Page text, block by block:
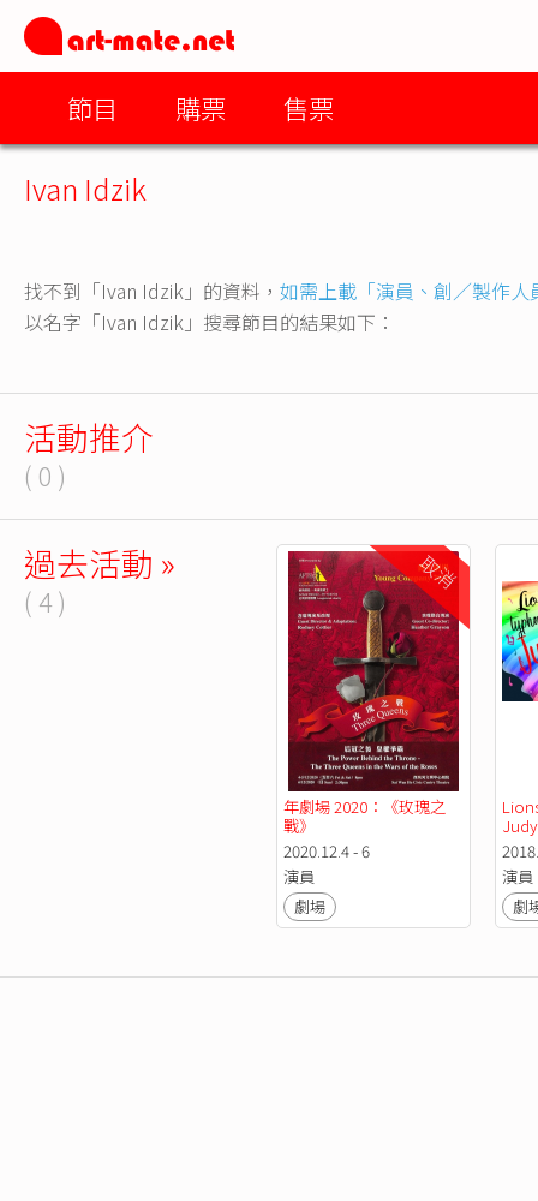
節目 購票 售票
Ivan Idzik
找不到「Ivan Idzik」的資料， 如需上載「演員、創／製作人
以名字「Ivan Idzik」搜尋節目的結果如下：
活動推介
( 0 )
過去活動 »
( 4 )
取消
年劇場 2020：《玫瑰之
戰》
2020.12.4 - 6
演員
劇場
演員
劇